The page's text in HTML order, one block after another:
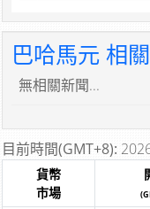
巴哈馬元 相
無相關新聞...
目前時間(GMT+8):
貨幣
市場